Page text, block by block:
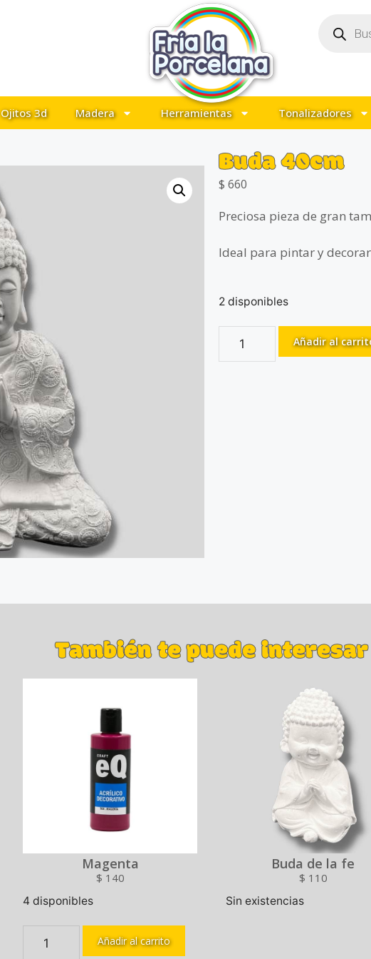
Ojitos 3d Madera Herramientas Tonalizadores
Buda 40cm
$ 660
Preciosa pieza de gran
Ideal para pintar y decorar
2 disponibles
Añadir al
También te puede interesar
Magenta
$ 140
4 disponibles
Añadir al carrito
Buda de la fe
$ 110
Sin existencias